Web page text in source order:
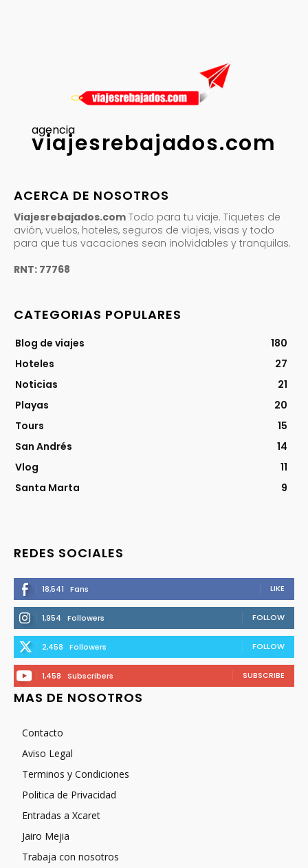
agencia
viajesrebajados.com
ACERCA DE NOSOTROS
Viajesrebajados.com Todo para tu viaje. Tiquetes de
avión, vuelos, hoteles, seguros de viajes, visas y todo
para que tus vacaciones sean inolvidables y tranquilas.
RNT: 77768
CATEGORIAS POPULARES
Blog de viajes
180
Hoteles
27
Noticias
21
Playas
20
Tours
15
San Andrés
14
Vlog
11
Santa Marta
9
REDES SOCIALES
18,541 Fans LIKE
1,954 Followers FOLLOW
2,458 Followers FOLLOW
1,458 Subscribers SUBSCRIBE
MAS DE NOSOTROS
Contacto
Aviso Legal
Terminos y Condiciones
Politica de Privacidad
Entradas a Xcaret
Jairo Mejia
Trabaja con nosotros